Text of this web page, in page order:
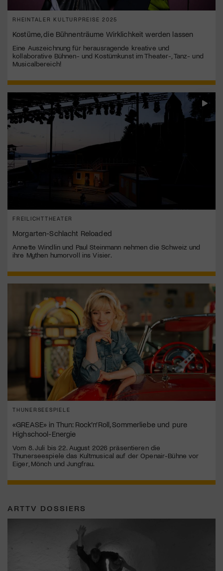
RHEINTALER KULTURPREISE 2025
Kostüme, die Bühnenträume Wirklichkeit werden lassen
Eine Auszeichnung für herausragende kreative und
kollaborative Bühnen- und Kostümkunst im Theater-, Tanz- und
Musicalbereich!
FREILICHTTHEATER
Morgarten-Schlacht Reloaded
Annette Windlin und Paul Steinmann nehmen die Schweiz und
ihre Mythen humorvoll ins Visier.
THUNERSEESPIELE
«GREASE» in Thun: Rock’n’Roll, Sommerliebe und pure
Highschool-Energie
Vom 8. Juli bis 22. August 2026 präsentieren die
Thunerseespiele das Kultmusical auf der Openair-Bühne vor
Eiger, Mönch und Jungfrau.
ARTTV DOSSIERS